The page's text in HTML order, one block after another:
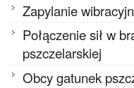
Zapylanie
Połączenie sił w
pszczelarskiej
Obcy gatunek